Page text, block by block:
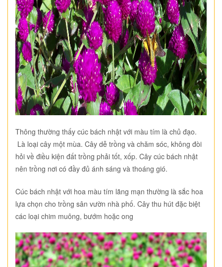
Thông thường thấy cúc bách nhật với màu tím là chủ đạo.
Là loại cây một mùa. Cây dễ trồng và chăm sóc, không đòi
hỏi về điều kiện đất trồng phải tốt, xốp. Cây cúc bách nhật
nên trồng nơi có đầy đủ ánh sáng và thoáng gió.
Cúc bách nhật với hoa màu tím lãng mạn thường là sắc hoa
lựa chọn cho trồng sân vườn nhà phố. Cây thu hút đặc biệt
các loại chim muông, bướm hoặc ong